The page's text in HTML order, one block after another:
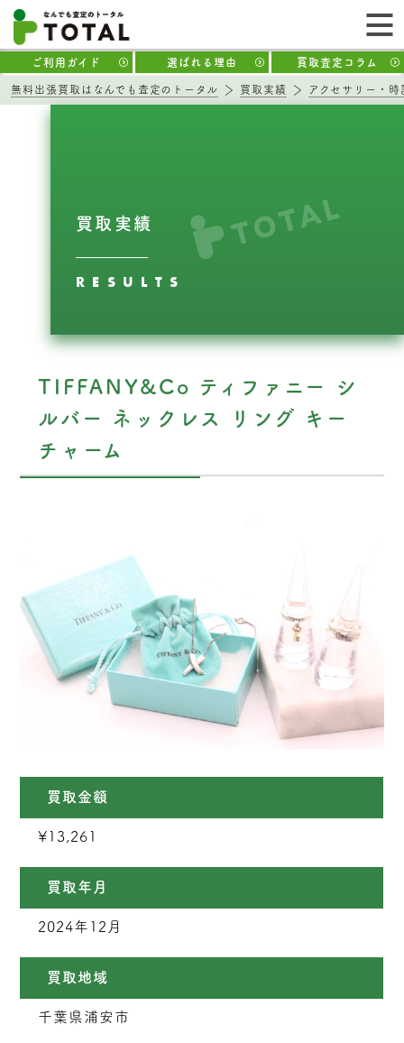
ご利用ガイド 選ばれる理由 買取査定コラム
無料出張買取はなんでも査定のトータル 買取実績 アクセサリー・時
買取実績
RESULTS
TIFFANY&Co ティファニー シ
ルバー ネックレス リング キー
チャーム
買取金額
¥13,261
買取年月
2024年12月
買取地域
千葉県浦安市